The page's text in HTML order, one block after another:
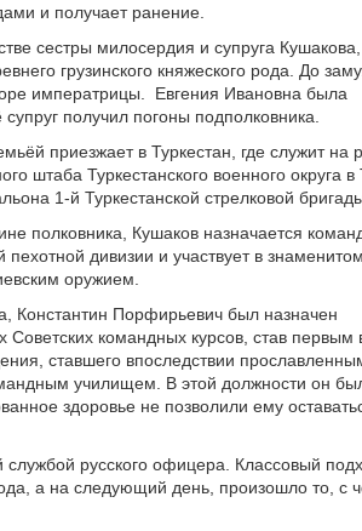
и получает ранение.
сестры милосердия и супруга
грузинского княжеского рода. До
императрицы. Евгения Ивановна была
получил погоны подполковника.
приезжает в Туркестан, где служит на
штаба Туркестанского военного округа в
1-й Туркестанской стрелковой
полковника, Кушаков назначается
дивизии и участвует в знаменитом
оружием.
Константин Порфирьевич был назначен
командных курсов, став первым
ставшего впоследствии
училищем. В этой должности он
здоровье не позволили ему
русского офицера. Классовый
а на следующий день, произошло то, с